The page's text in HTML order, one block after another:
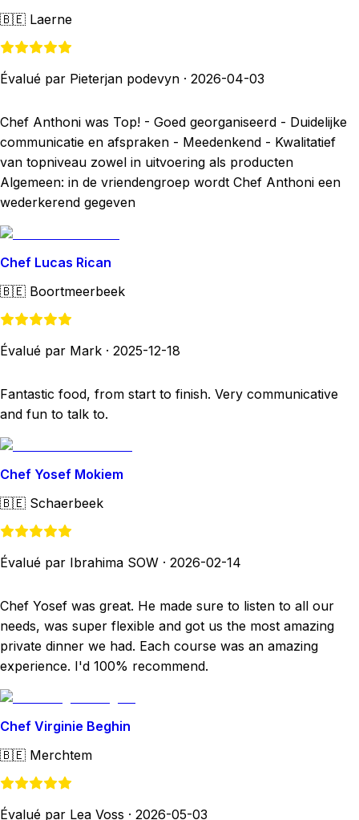
🇧🇪 Laerne
Évalué par Pieterjan podevyn · 2026-04-03
Chef Anthoni was Top! - Goed georganiseerd - Duidelijke
communicatie en afspraken - Meedenkend - Kwalitatief
van topniveau zowel in uitvoering als producten
Algemeen: in de vriendengroep wordt Chef Anthoni een
wederkerend gegeven
Chef Lucas Rican
🇧🇪 Boortmeerbeek
Évalué par Mark · 2025-12-18
Fantastic food, from start to finish. Very communicative
and fun to talk to.
Chef Yosef Mokiem
🇧🇪 Schaerbeek
Évalué par Ibrahima SOW · 2026-02-14
Chef Yosef was great. He made sure to listen to all our
needs, was super flexible and got us the most amazing
private dinner we had. Each course was an amazing
experience. I'd 100% recommend.
Chef Virginie Beghin
🇧🇪 Merchtem
Évalué par Lea Voss · 2026-05-03